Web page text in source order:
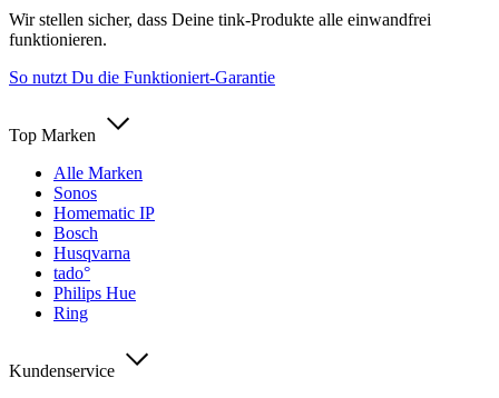
Wir stellen sicher, dass Deine tink-Produkte alle einwandfrei
funktionieren.
So nutzt Du die Funktioniert-Garantie
Top Marken
Alle Marken
Sonos
Homematic IP
Bosch
Husqvarna
tado°
Philips Hue
Ring
Kundenservice